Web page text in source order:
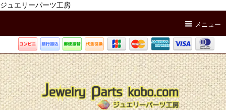
ジュエリーパーツ工房
メニュー